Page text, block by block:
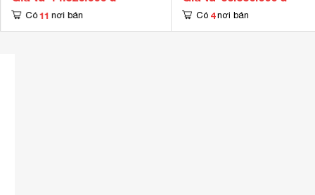
Có 11 nơi bán Có 4 nơi bán